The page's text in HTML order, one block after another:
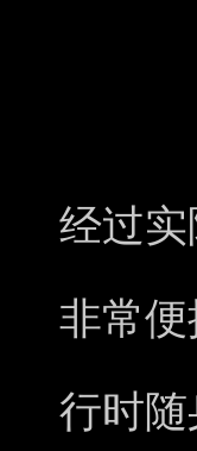
经过
非常
行时